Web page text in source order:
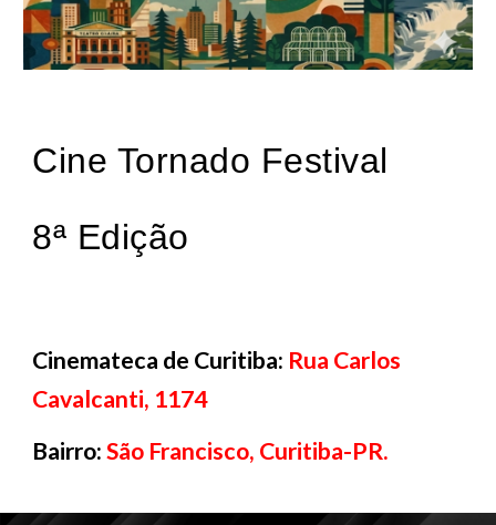
Cine Tornado Festival
8ª Edição
Cinemateca de Curitiba: Rua Carlos
Cavalcanti, 1174
Bairro:São Francisco, Curitiba-PR.